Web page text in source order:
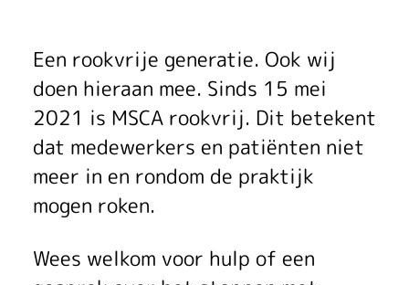
A
Een rookvrije generatie. Ook wij
doen hieraan mee. Sinds 15 mei
2021 is MSCA rookvrij. Dit betekent
dat medewerkers en patiënten niet
meer in en rondom de praktijk
mogen roken.
Wees welkom voor hulp of een